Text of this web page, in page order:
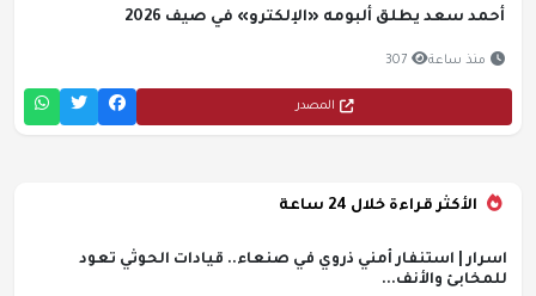
سعد يطلق ألبومه «الإلكترو» في صيف 2026
منذ ساعة 307
المصدر
الأكثر قراءة خلال 24 ساعة
| استنفار أمني ذروي في صنعاء.. قيادات الحوثي تعود
والأنف...